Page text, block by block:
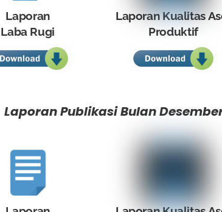
Laporan
Laba Rugi
Laporan Kualitas
Produktif
Laporan Publikasi Bulan